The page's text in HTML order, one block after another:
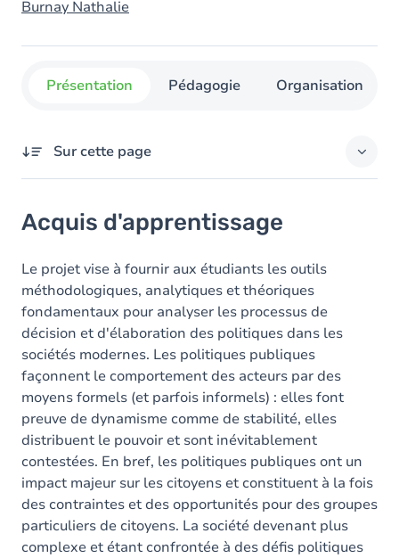
Burnay Nathalie
Présentation Pédagogie Organisation
Sur cette page
Objectifs
Contenu
Acquis d'apprentissage
Le projet vise à fournir aux étudiants les outils
méthodologiques, analytiques et théoriques
fondamentaux pour analyser les processus de
décision et d'élaboration des politiques dans les
sociétés modernes. Les politiques publiques
façonnent le comportement des acteurs par des
moyens formels (et parfois informels) : elles font
preuve de dynamisme comme de stabilité, elles
distribuent le pouvoir et sont inévitablement
contestées. En bref, les politiques publiques ont un
impact majeur sur les citoyens et constituent à la fois
des contraintes et des opportunités pour des groupes
particuliers de citoyens. La société devenant plus
complexe et étant confrontée à des défis politiques